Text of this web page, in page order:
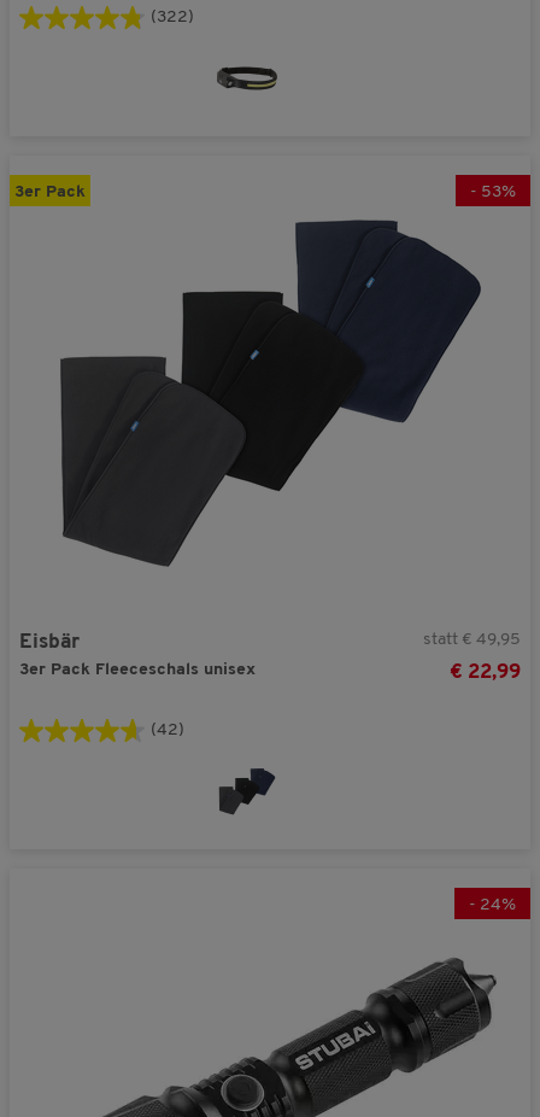
(322)
3er Pack - 53%
Eisbär
3er Pack Fleeceschals unisex
statt € 49,95
€ 22,99
(42)
- 24%